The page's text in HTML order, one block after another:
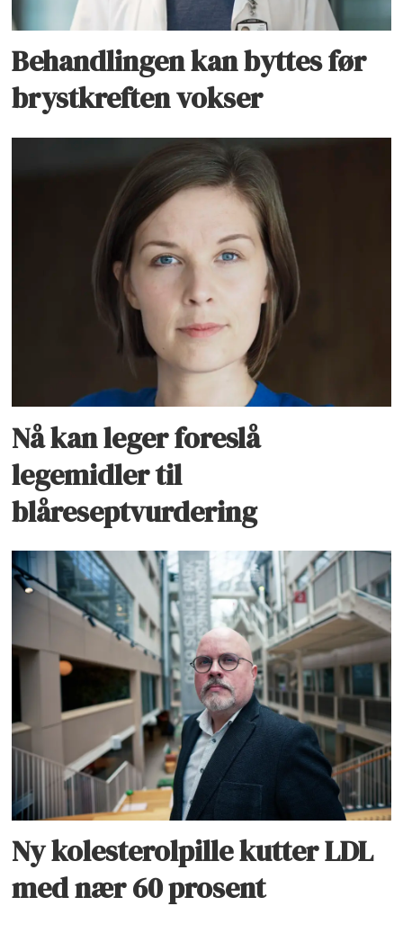
Behandlingen kan byttes før
brystkreften vokser
Nå kan leger foreslå
legemidler til
blåreseptvurdering
Ny kolesterolpille kutter LDL
med nær 60 prosent